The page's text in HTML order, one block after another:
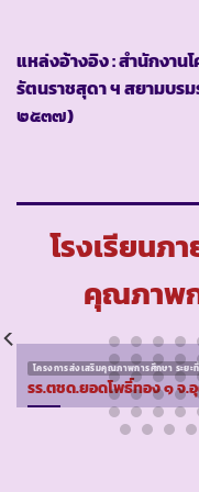
แหล่งอ้างอิง : สำนักงาน
รัตนราชสุดา ฯ สยามบรม
๒๕๓๗)
โรงเรียนภ
คุณภาพก
โครงการส่งเสริมคุณภาพการศึกษา ระยะ
รร.ตชด.ยอดโพธิ์ทอง ๑ จ.